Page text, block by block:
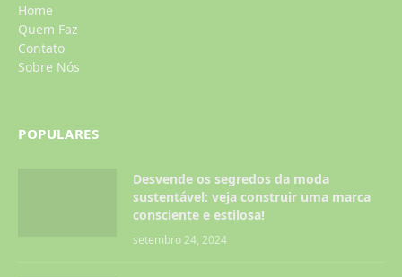
Home
Quem Faz
Contato
Sobre Nós
POPULARES
Desvende os segredos da moda
sustentável: veja construir uma marca
consciente e estilosa!
setembro 24, 2024